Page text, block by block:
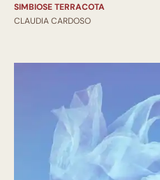
SIMBIOSE TERRACOTA
CLAUDIA CARDOSO